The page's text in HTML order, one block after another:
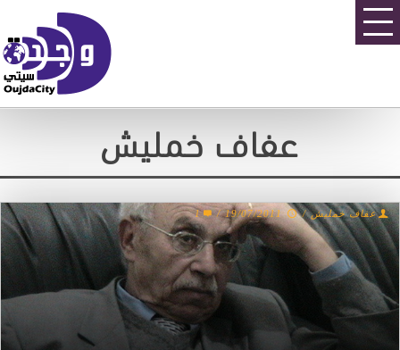
عفاف خمليش
عفاف خمليش /
19/07/2011
/
1